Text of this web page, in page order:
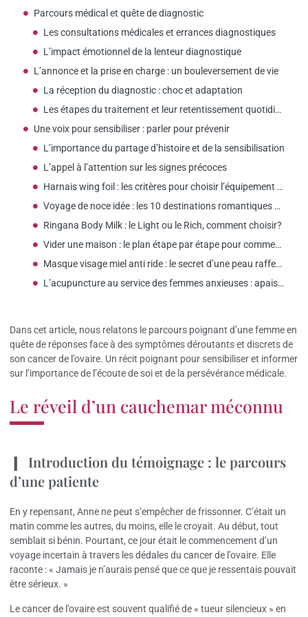
Parcours médical et quête de diagnostic
Les consultations médicales et errances diagnostiques
L’impact émotionnel de la lenteur diagnostique
L’annonce et la prise en charge : un bouleversement de vie
La réception du diagnostic : choc et adaptation
Les étapes du traitement et leur retentissement quotidien
Une voix pour sensibiliser : parler pour prévenir
L’importance du partage d’histoire et de la sensibilisation
L’appel à l’attention sur les signes précoces
Harnais wing foil : les critères pour choisir l’équipement adapté aux femmes
Voyage de noce idée : les 10 destinations romantiques selon votre budget
Ringana Body Milk : le Light ou le Rich, comment choisir?
Vider une maison : le plan étape par étape pour commencer ?
Masque visage miel anti ride : le secret d’une peau raffermie ?
L’acupuncture au service des femmes anxieuses : apaisement et sérénité assurés
Dans cet article, nous relatons le parcours poignant d’une femme en
quête de réponses face à des symptômes déroutants et discrets de
son cancer de l’ovaire. Un récit poignant pour sensibiliser et informer
sur l’importance de l’écoute de soi et de la persévérance médicale.
Le réveil d’un cauchemar méconnu
Introduction du témoignage : le parcours
d’une patiente
En y repensant, Anne ne peut s’empêcher de frissonner. C’était un
matin comme les autres, du moins, elle le croyait. Au début, tout
semblait si bénin. Pourtant, ce jour était le commencement d’un
voyage incertain à travers les dédales du cancer de l’ovaire. Elle
raconte : « Jamais je n’aurais pensé que ce que je ressentais pouvait
être sérieux. »
Le cancer de l’ovaire est souvent qualifié de « tueur silencieux » en